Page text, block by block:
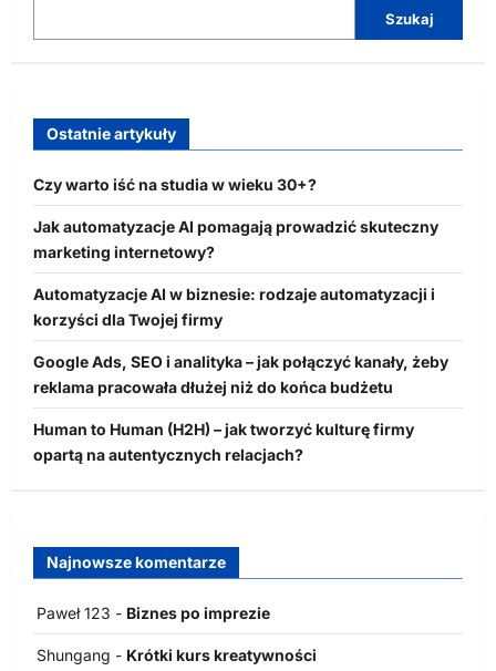
Szukaj
Ostatnie artykuły
Czy warto iść na studia w wieku 30+?
Jak automatyzacje AI pomagają prowadzić skuteczny
marketing internetowy?
Automatyzacje AI w biznesie: rodzaje automatyzacji i
korzyści dla Twojej firmy
Google Ads, SEO i analityka – jak połączyć kanały, żeby
reklama pracowała dłużej niż do końca budżetu
Human to Human (H2H) – jak tworzyć kulturę firmy
opartą na autentycznych relacjach?
Najnowsze komentarze
Paweł 123 - Biznes po imprezie
Shungang - Krótki kurs kreatywności